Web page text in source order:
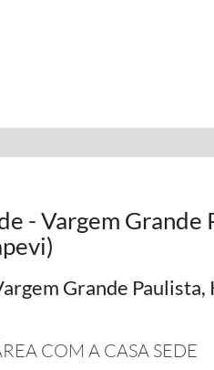
- Vargem Grande
Grande Paulista,
COM A CASA SEDE